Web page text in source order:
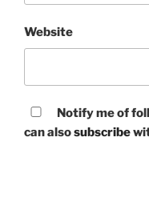
Website
Notify me of
can alsosubscribe